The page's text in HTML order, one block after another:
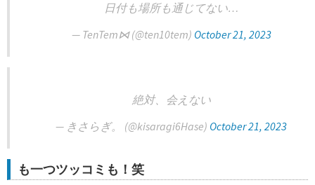
日付も場所も通じてない…
— TenTem⋈ (@ten10tem) October 21, 2023
絶対、会えない
— きさらぎ。 (@kisaragi6Hase) October 21, 2023
も一つツッコミも！笑